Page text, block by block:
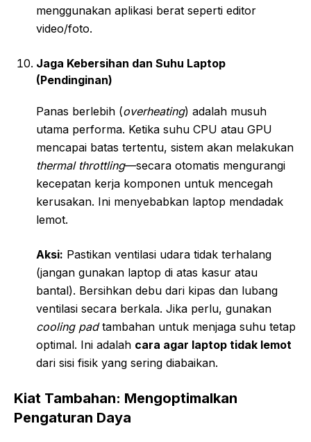
menggunakan aplikasi berat seperti editor
video/foto.
Jaga Kebersihan dan Suhu Laptop
(Pendinginan)
Panas berlebih (overheating) adalah musuh
utama performa. Ketika suhu CPU atau GPU
mencapai batas tertentu, sistem akan melakukan
thermal throttling—secara otomatis mengurangi
kecepatan kerja komponen untuk mencegah
kerusakan. Ini menyebabkan laptop mendadak
lemot.
Aksi: Pastikan ventilasi udara tidak terhalang
(jangan gunakan laptop di atas kasur atau
bantal). Bersihkan debu dari kipas dan lubang
ventilasi secara berkala. Jika perlu, gunakan
cooling padtambahan untuk menjaga suhu tetap
optimal. Ini adalah cara agar laptop tidak lemot
dari sisi fisik yang sering diabaikan.
Kiat Tambahan: Mengoptimalkan
Pengaturan Daya